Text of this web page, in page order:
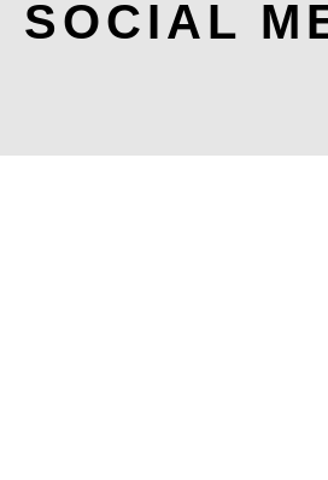
SOCIAL